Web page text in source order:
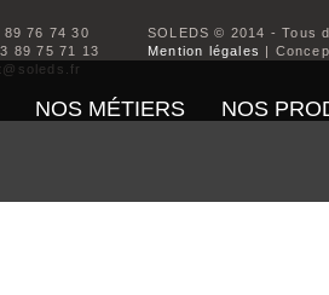
NOS MÉTIERS NOS
76 74 30
89 75 71 13
SOLEDS © 2014 - Tous
Mention légales |